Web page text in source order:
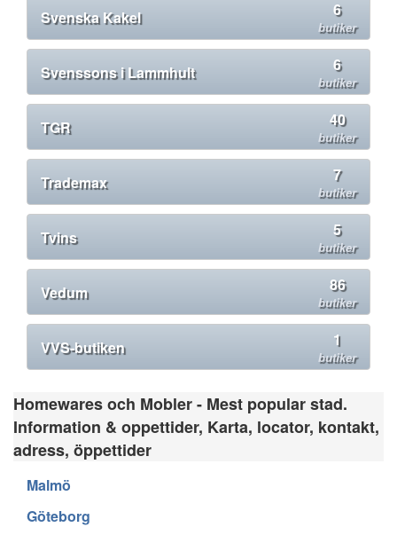
Svenska Kakel 6
butiker
Svenssons i Lammhult 6
butiker
TGR 40
butiker
Trademax 7
butiker
Tvins 5
butiker
Vedum 86
butiker
VVS-butiken 1
butiker
Homewares och Mobler - Mest popular stad.
Information & oppettider, Karta, locator, kontakt,
adress, öppettider
Malmö
Göteborg